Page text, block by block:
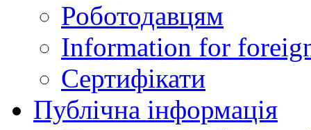
Роботодавцям
Information for
Сертифікати
Публічна інформація